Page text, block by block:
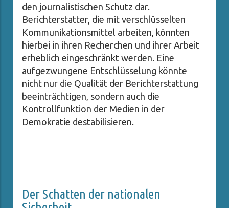
den journalistischen Schutz dar.
Berichterstatter, die mit verschlüsselten
Kommunikationsmittel arbeiten, könnten
hierbei in ihren Recherchen und ihrer Arbeit
erheblich eingeschränkt werden. Eine
aufgezwungene Entschlüsselung könnte
nicht nur die Qualität der Berichterstattung
beeinträchtigen, sondern auch die
Kontrollfunktion der Medien in der
Demokratie destabilisieren.
Der Schatten der nationalen